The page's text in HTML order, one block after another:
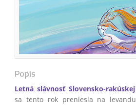
Popis
Letná slávnosť Slovensko-
sa tento rok preniesla na